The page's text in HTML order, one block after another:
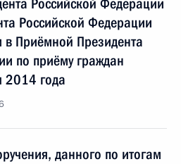
Российской Федерации
Российской Федерации
Приёмной Президента
по приёму граждан
2014 года
данного по итогам